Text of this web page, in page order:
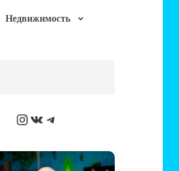
Недвижимость
Instagram
ВКонтакте
Telegram